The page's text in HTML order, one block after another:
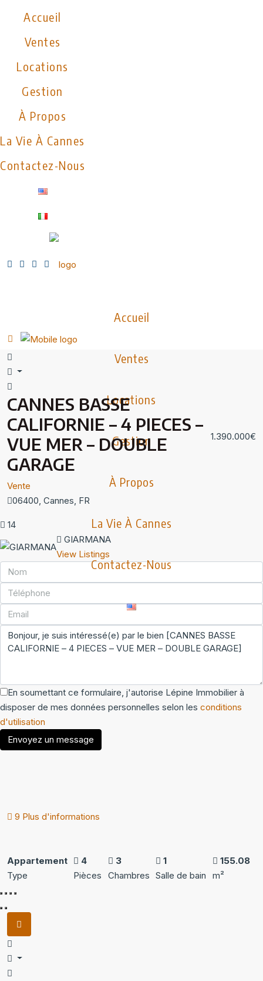
Accueil
Ventes
Locations
Gestion
À Propos
La Vie À Cannes
Contactez-Nous
Accueil
Ventes
Locations
Gestion
À Propos
La Vie À Cannes
Contactez-Nous
CANNES BASSE
CALIFORNIE – 4 PIECES –
VUE MER – DOUBLE
GARAGE
1.390.000€
Vente
06400, Cannes, FR
14
GIARMANA
View Listings
En soumettant ce formulaire, j'autorise Lépine Immobilier à
disposer de mes données personnelles selon les conditions
d'utilisation
Envoyez un message
9 Plus d'informations
Appartement
Type
4
Pièces
3
Chambres
1
Salle de bain
155.08
m²